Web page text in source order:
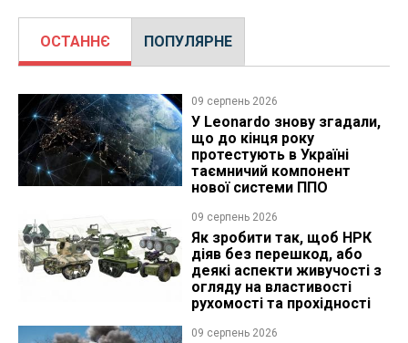
ОСТАННЄ ПОПУЛЯРНЕ
09 серпень 2026
У Leonardo знову згадали,
що до кінця року
протестують в Україні
таємничий компонент
нової системи ППО
09 серпень 2026
Як зробити так, щоб НРК
діяв без перешкод, або
деякі аспекти живучості з
огляду на властивості
рухомості та прохідності
09 серпень 2026